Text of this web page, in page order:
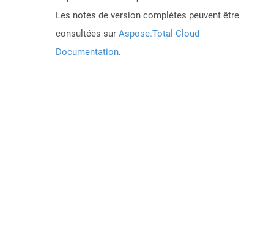
Les notes de version complètes peuvent être
consultées sur Aspose.Total Cloud
Documentation.